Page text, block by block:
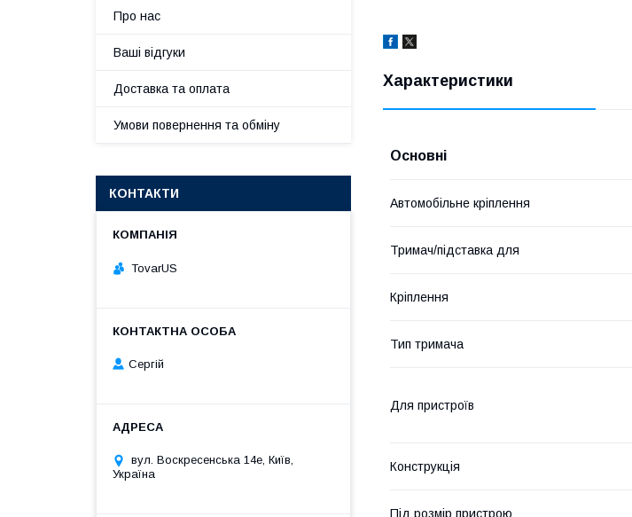
Характеристики
Основні
Автомобільне кріплення
Тримач/підставка для
Кріплення
Тип тримача
Для пристроїв
Конструкція
Під розмір пристрою
Про нас
Ваші відгуки
Доставка та оплата
Умови повернення та обміну
КОНТАКТИ
TovarUS
Сергій
вул. Воскресенська 14е, Київ,
Україна